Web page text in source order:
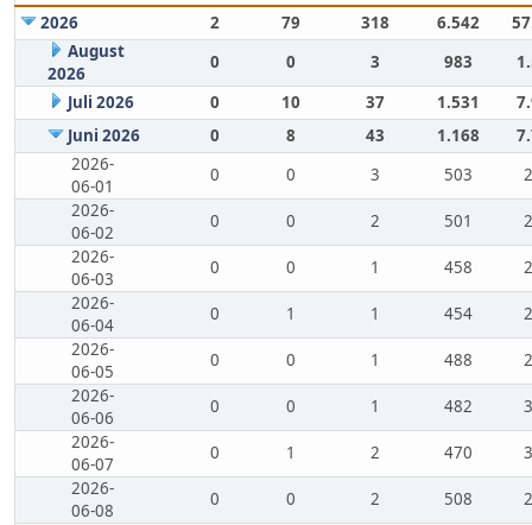
2026 2 79 318 6.542
August
2026
0 0 3 983
Juli 2026
0 10 37 1.531
Juni 2026
0 8 43 1.168
2026-
06-01
0 0 3 503
2026-
06-02
0 0 2 501
2026-
06-03
0 0 1 458
2026-
06-04
0 1 1 454
2026-
06-05
0 0 1 488
2026-
06-06
0 0 1 482
2026-
06-07
0 1 2 470
2026-
06-08
0 0 2 508